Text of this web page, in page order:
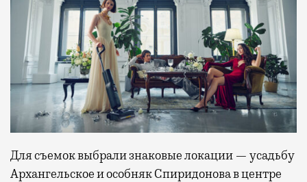
Для съемок выбрали знаковые локации — усадьбу
Архангельское и особняк Спиридонова в центре